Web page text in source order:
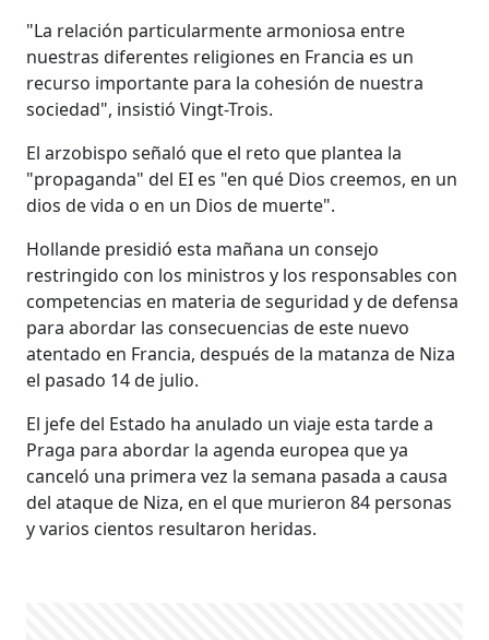
"La relación particularmente armoniosa entre
nuestras diferentes religiones en Francia es un
recurso importante para la cohesión de nuestra
sociedad", insistió Vingt-Trois.
El arzobispo señaló que el reto que plantea la
"propaganda" del EI es "en qué Dios creemos, en un
dios de vida o en un Dios de muerte".
Hollande presidió esta mañana un consejo
restringido con los ministros y los responsables con
competencias en materia de seguridad y de defensa
para abordar las consecuencias de este nuevo
atentado en Francia, después de la matanza de Niza
el pasado 14 de julio.
El jefe del Estado ha anulado un viaje esta tarde a
Praga para abordar la agenda europea que ya
canceló una primera vez la semana pasada a causa
del ataque de Niza, en el que murieron 84 personas
y varios cientos resultaron heridas.